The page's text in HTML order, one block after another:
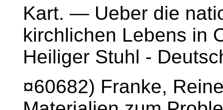
Kart. — Ueber die
kirchlichen Lebens in
Heiliger Stuhl -
¤60682) Franke,